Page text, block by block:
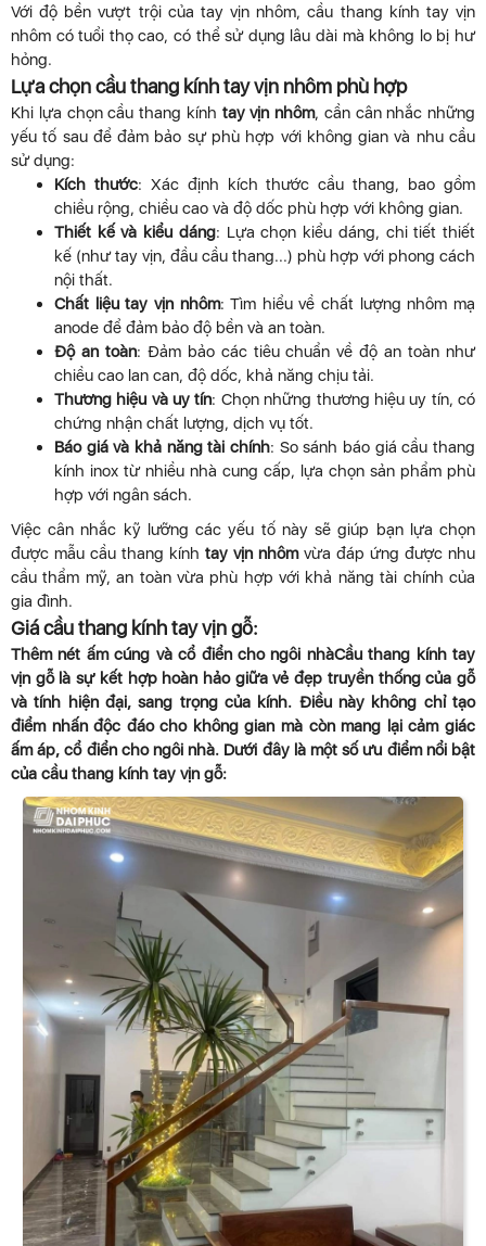
Với độ bền vượt trội của tay vịn nhôm, cầu thang kính tay vịn
nhôm có tuổi thọ cao, có thể sử dụng lâu dài mà không lo bị hư
hỏng.
Lựa chọn cầu thang kính tay vịn nhôm phù hợp
Khi lựa chọn cầu thang kính tay vịn nhôm, cần cân nhắc những
yếu tố sau để đảm bảo sự phù hợp với không gian và nhu cầu
sử dụng:
Kích thước: Xác định kích thước cầu thang, bao gồm
chiều rộng, chiều cao và độ dốc phù hợp với không gian.
Thiết kế và kiểu dáng: Lựa chọn kiểu dáng, chi tiết thiết
kế (như tay vịn, đầu cầu thang...) phù hợp với phong cách
nội thất.
Chất liệu tay vịn nhôm: Tìm hiểu về chất lượng nhôm mạ
anode để đảm bảo độ bền và an toàn.
Độ an toàn: Đảm bảo các tiêu chuẩn về độ an toàn như
chiều cao lan can, độ dốc, khả năng chịu tải.
Thương hiệu và uy tín: Chọn những thương hiệu uy tín, có
chứng nhận chất lượng, dịch vụ tốt.
Báo giá và khả năng tài chính: So sánh báo giá cầu thang
kính inox từ nhiều nhà cung cấp, lựa chọn sản phẩm phù
hợp với ngân sách.
Việc cân nhắc kỹ lưỡng các yếu tố này sẽ giúp bạn lựa chọn
được mẫu cầu thang kính tay vịn nhôm vừa đáp ứng được nhu
cầu thẩm mỹ, an toàn vừa phù hợp với khả năng tài chính của
gia đình.
Giá cầu thang kính tay vịn gỗ:
Thêm nét ấm cúng và cổ điển cho ngôi nhàCầu thang kính tay
vịn gỗ là sự kết hợp hoàn hảo giữa vẻ đẹp truyền thống của gỗ
và tính hiện đại, sang trọng của kính. Điều này không chỉ tạo
điểm nhấn độc đáo cho không gian mà còn mang lại cảm giác
ấm áp, cổ điển cho ngôi nhà. Dưới đây là một số ưu điểm nổi bật
của cầu thang kính tay vịn gỗ: